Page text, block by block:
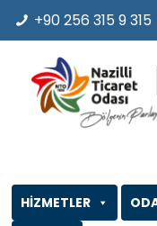
+90 256 315 9 315
HİZMETLER